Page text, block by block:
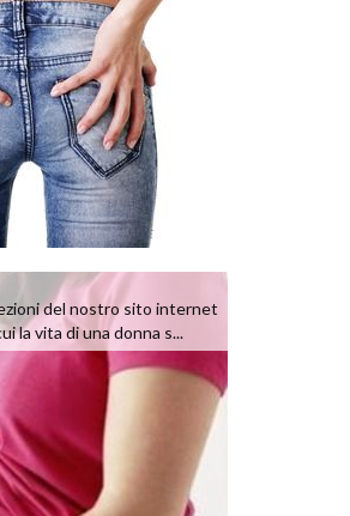
del nostro sito internet
la vita di una donna s...